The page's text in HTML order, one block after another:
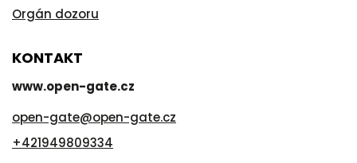
Orgán dozoru
KONTAKT
www.open-gate.cz
open-gate@open-gate.cz
+421949809334